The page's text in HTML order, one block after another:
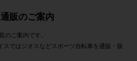
販のご案内
のご案内です。
スではジオスなどスポーツ自転車を通販・販